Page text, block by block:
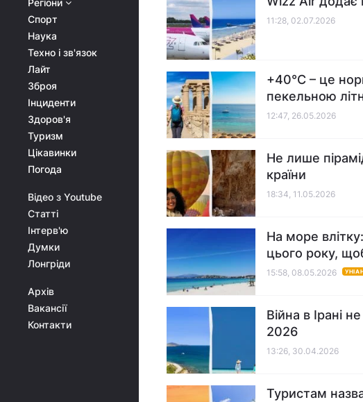
Регіони
Спорт
Наука
Техно і зв'язок
Лайт
Зброя
Інциденти
Здоров'я
Туризм
Цікавинки
Погода
Відео з Youtube
Статті
Інтерв'ю
Думки
Лонгріди
Архів
Вакансії
Контакти
11:28, 02.07.2026
+40°C – це
пекельною
12:47, 26.05.2026
Не лише
країни
18:34, 11.05.2026
На море
цього року,
15:58, 08.05.2026
Війна в Ірані
2026
13:26, 30.04.2026
Туристам